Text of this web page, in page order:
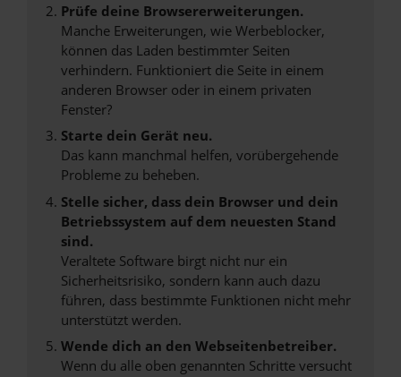
Prüfe deine Browsererweiterungen.
Manche Erweiterungen, wie Werbeblocker,
können das Laden bestimmter Seiten
verhindern. Funktioniert die Seite in einem
anderen Browser oder in einem privaten
Fenster?
Starte dein Gerät neu.
Das kann manchmal helfen, vorübergehende
Probleme zu beheben.
Stelle sicher, dass dein Browser und dein
Betriebssystem auf dem neuesten Stand
sind.
Veraltete Software birgt nicht nur ein
Sicherheitsrisiko, sondern kann auch dazu
führen, dass bestimmte Funktionen nicht mehr
unterstützt werden.
Wende dich an den Webseitenbetreiber.
Wenn du alle oben genannten Schritte versucht